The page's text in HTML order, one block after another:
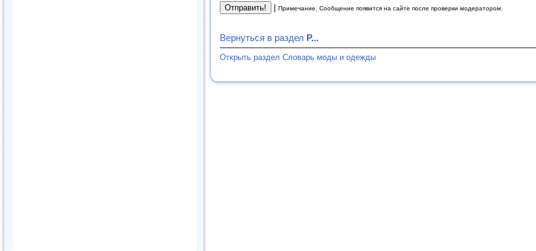
Примечание. Сообщение появится на сайте после проверки модератором.
Вернуться в раздел Р...
Открыть раздел Словарь моды и одежды